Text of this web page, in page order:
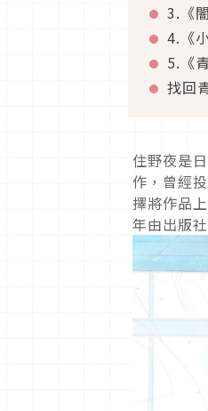
3.《
4.《
5.《
找回
住野夜是
作，曾經
擇將作品
年由出版